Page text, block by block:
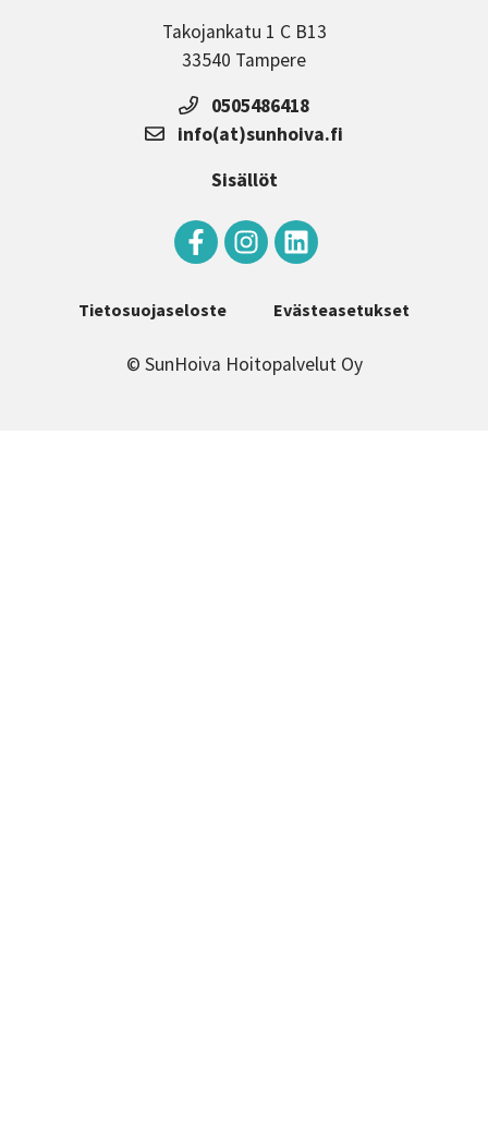
Takojankatu 1 C B13
33540 Tampere
0505486418
info(at)sunhoiva.fi
Sisällöt
Tietosuojaseloste Evästeasetukset
© SunHoiva Hoitopalvelut Oy